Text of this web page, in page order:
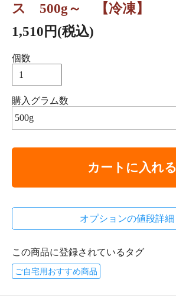
ス 500g～ 【冷凍】
1,510円(税込)
個数
購入グラム数
カートに入れる
オプションの値段詳細
この商品に登録されているタグ
ご自宅用おすすめ商品